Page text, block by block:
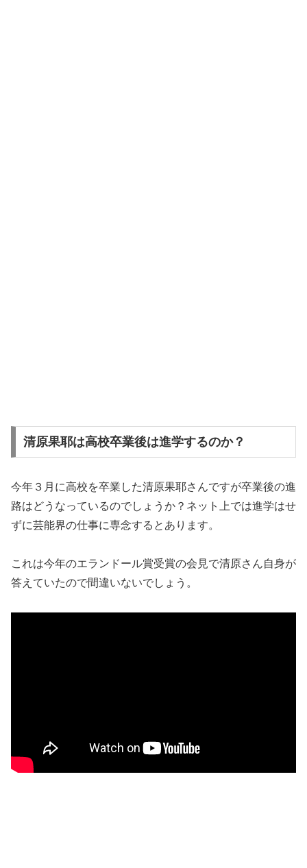
清原果耶は高校卒業後は進学するのか？
今年３月に高校を卒業した清原果耶さんですが卒業後の進
路はどうなっているのでしょうか？ネット上では進学はせ
ずに芸能界の仕事に専念するとあります。
これは今年のエランドール賞受賞の会見で清原さん自身が
答えていたので間違いないでしょう。